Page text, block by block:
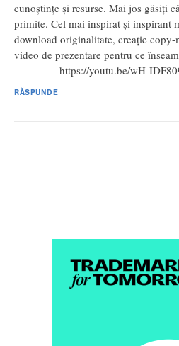
cunoștințe și resurse. Mai jos găsiți
primite. Cel mai inspirat și inspirant
download originalitate, creație
video de prezentare pentru ce
https://youtu.be/wH-
RĂSPUNDE